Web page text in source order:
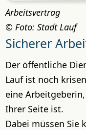
Arbeitsvertrag
Foto: Stadt Lauf
Sicherer
Der öffentliche
Lauf ist noch
eine
Ihrer Seite ist.
Dabei müssen Sie